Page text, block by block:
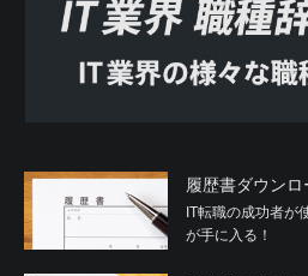
履歴書ダウンロ
IT転職の成功者が
が手に入る！